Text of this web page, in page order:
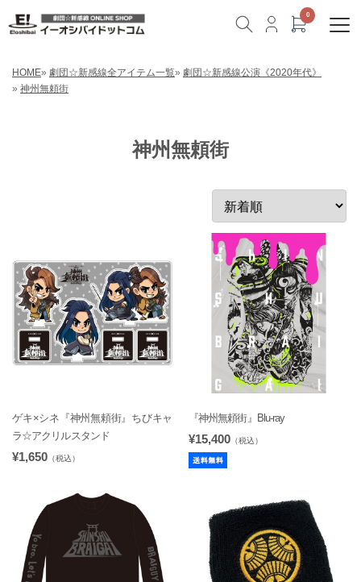
HOME» 劇団☆新感線全アイテム一覧» 劇団☆新感線公演《2020年代》
» 神州無頼街
神州無頼街
ゲキ×シネ『神州無頼街』ちびキャ
ラ☆アクリルスタンド
¥1,650 （税込）
『神州無頼街』Blu-ray
¥15,400 （税込）